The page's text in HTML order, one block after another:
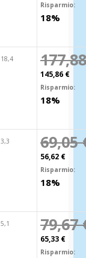
Risparmio:
18%
18,4
145,86 €
Risparmio:
18%
3,3 69,05
56,62 €
Risparmio:
18%
5,1 79,67
65,33 €
Risparmio: